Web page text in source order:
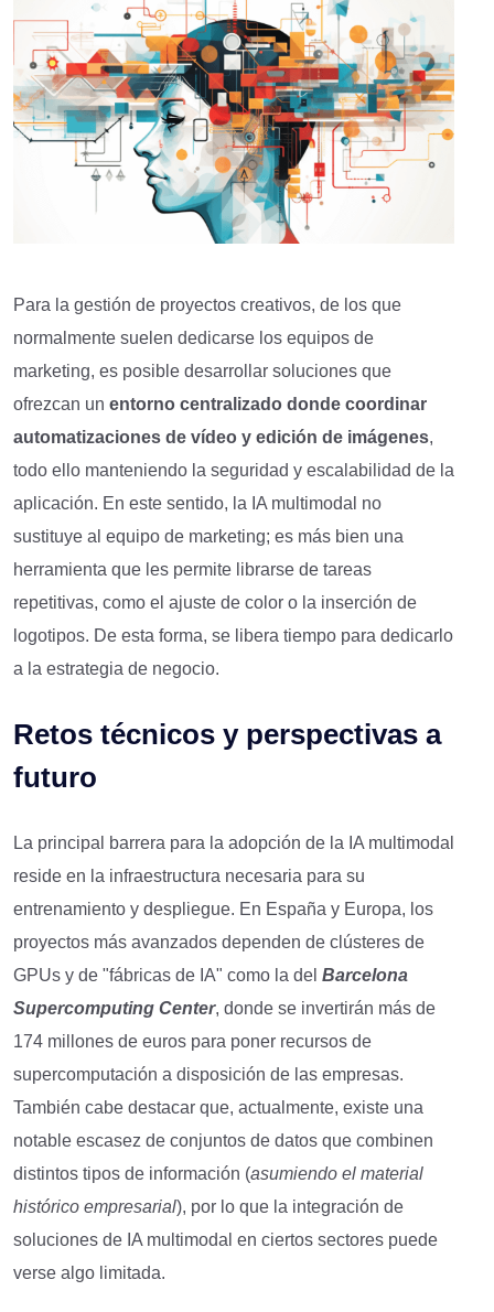
Para la gestión de proyectos creativos, de los que
normalmente suelen dedicarse los equipos de
marketing, es posible desarrollar soluciones que
ofrezcan un entorno centralizado donde coordinar
automatizaciones de vídeo y edición de imágenes,
todo ello manteniendo la seguridad y escalabilidad de la
aplicación. En este sentido, la IA multimodal no
sustituye al equipo de marketing; es más bien una
herramienta que les permite librarse de tareas
repetitivas, como el ajuste de color o la inserción de
logotipos. De esta forma, se libera tiempo para dedicarlo
a la estrategia de negocio.
Retos técnicos y perspectivas a
futuro
La principal barrera para la adopción de la IA multimodal
reside en la infraestructura necesaria para su
entrenamiento y despliegue. En España y Europa, los
proyectos más avanzados dependen de clústeres de
GPUs y de "fábricas de IA" como la del Barcelona
Supercomputing Center, donde se invertirán más de
174 millones de euros para poner recursos de
supercomputación a disposición de las empresas.
También cabe destacar que, actualmente, existe una
notable escasez de conjuntos de datos que combinen
distintos tipos de información (asumiendo el material
histórico empresarial), por lo que la integración de
soluciones de IA multimodal en ciertos sectores puede
verse algo limitada.